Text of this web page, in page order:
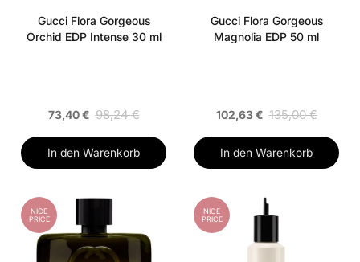
Gucci Flora Gorgeous
Orchid EDP Intense 30 ml
73,40 € 98,24 €
In den Warenkorb
Gucci Flora Gorgeous
Magnolia EDP 50 ml
102,63 € 135,00 €
In den Warenkorb
NICE
PRICE
NICE
PRICE